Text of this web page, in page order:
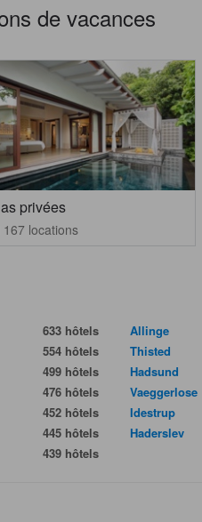
de vacances
privées
167 locations
633 hôtels
554 hôtels
499 hôtels
476 hôtels
452 hôtels
445 hôtels
439 hôtels
Allinge
Thisted
Hadsund
Vaeggerlose
Idestrup
Haderslev